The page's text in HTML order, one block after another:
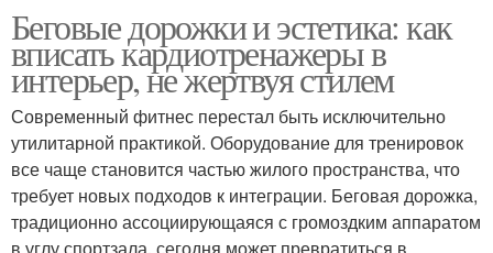
Беговые дорожки и эстетика: как
вписать кардиотренажеры в
интерьер, не жертвуя стилем
Современный фитнес перестал быть исключительно
утилитарной практикой. Оборудование для тренировок
все чаще становится частью жилого пространства, что
требует новых подходов к интеграции. Беговая дорожка,
традиционно ассоциирующаяся с громоздким аппаратом
в углу спортзала, сегодня может превратиться в